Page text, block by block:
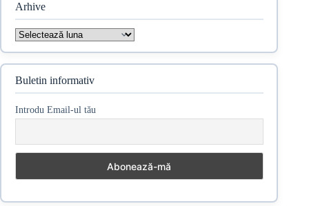
Arhive
Arhive
Buletin informativ
Introdu Email-ul tău